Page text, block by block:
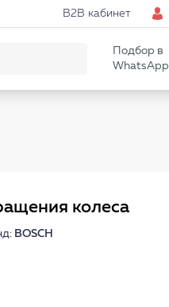
B2B кабинет
Подбор в
WhatsApp
колеса
BOSCH